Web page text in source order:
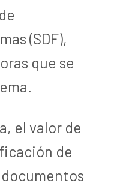
(SDF),
que se
el valor de
de